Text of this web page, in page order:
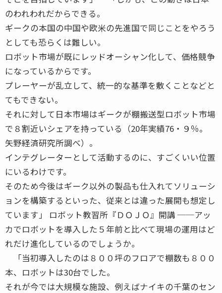
のわれわれだからできる。
ギークの本国の中国や欧米の先進国で同じことをやろう
としても恐らくは難しい。
ロボット市場が既にレッドオーシャン化して、価格競争
になっているからです。
プレーヤーが乱立して、統一的な基準を敷くことなどと
てもできない。
それに対して日本市場はギークが棚搬送型ロボット市場
で８割近いシェアを持っている（20年実績76・９％。
矢野経済研究所調べ）。
インテグレーターとして活動するのに、すごくいい位置
にいるわけです。
そのため今後はギーク以外の製品も仕入れてソリューシ
ョンを構築するといった、従来とは違った展開も想定し
ています」 ロボット教習所『ＤＯＪＯ』開講 ──アッ
カでロボットを導入した５年前と比べて現場の運用はど
れだけ進化しているのでしょうか。
「当初導入したのは８００坪のフロアで棚数も８００
本、ロボットは30台でした。
それが今では大規模な施設、例えばナイキの千葉のセン